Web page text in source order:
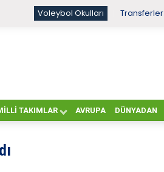
Voleybol Okulları Transferler
TAKIMLAR AVRUPA DÜNYADAN